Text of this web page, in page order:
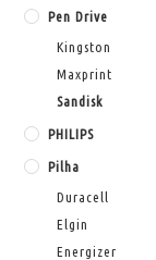
Pen Drive
Kingston
Maxprint
Sandisk
PHILIPS
Pilha
Duracell
Elgin
Energizer